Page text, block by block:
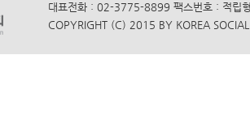
대표전화 : 02-3775-8899 팩스번호 : 적립
COPYRIGHT (C) 2015 BY KOREA SOCIAL